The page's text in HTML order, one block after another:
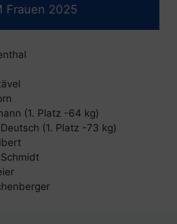
Frauen 2025
(1. Platz -64 kg)
(1. Platz -73 kg)